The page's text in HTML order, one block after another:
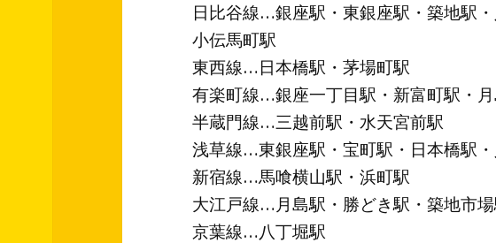
日比谷線…銀座駅・東銀座駅・築地駅
小伝馬町駅
東西線…日本橋駅・茅場町駅
有楽町線…銀座一丁目駅・新富町駅・
半蔵門線…三越前駅・水天宮前駅
浅草線…東銀座駅・宝町駅・日本橋駅
新宿線…馬喰横山駅・浜町駅
大江戸線…月島駅・勝どき駅・築地市
京葉線…八丁堀駅